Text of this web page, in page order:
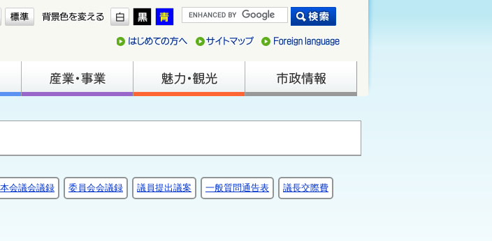
本会議会議録 委員会会議録 議員提出議案 一般質問通告表 議長交際費